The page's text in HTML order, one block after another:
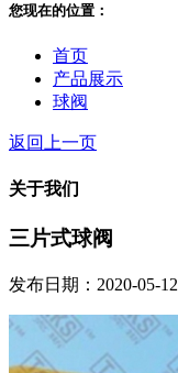
您现在的位置：
首页
产品展示
球阀
返回上一页
关于我们
三片式球阀
发布日期：2020-05-12